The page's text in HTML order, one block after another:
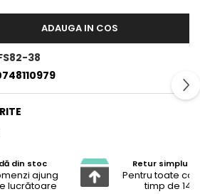
ADAUGA IN COS
38
din stoc
ajung
lucrătoare
Retur simplu și
Pentru toate
timp de 14